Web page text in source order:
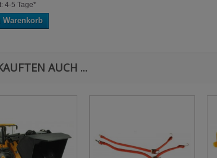
4-5 Tage*
Warenkorb
AUCH ...